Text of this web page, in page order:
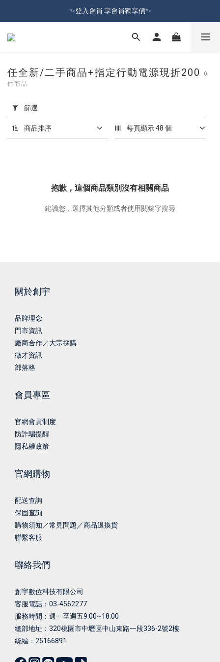
加入會員就送100元購物金 | 全館購物滿＄599 免運
✨登入會員 享會員獨享價✨
✅訂閱訂單通知 進度及時掌握
套
篩
選
(0/20)
任全新/二手商品+指定行動電源現折200
0
件商品
篩選
商品排序 每頁顯示 48 個
抱歉，這個商品類別沒有相關商品
建議您，選擇其他分類或者使用關鍵字搜尋
關於創宇
品牌理念
門市資訊
廠商合作／大宗採購
徵才資訊
部落格
會員專區
官網會員制度
防詐騙提醒
隱私權政策
官網購物
配送查詢
保固查詢
購物須知／常見問題／商品退換貨
聯繫客服
聯絡我們
創宇數位科技有限公司
客服電話：03-4562277
服務時間：週一至週五9:00~18:00
總部地址： 320桃園市中壢區中山東路一段336-2號2樓
統編：25166891